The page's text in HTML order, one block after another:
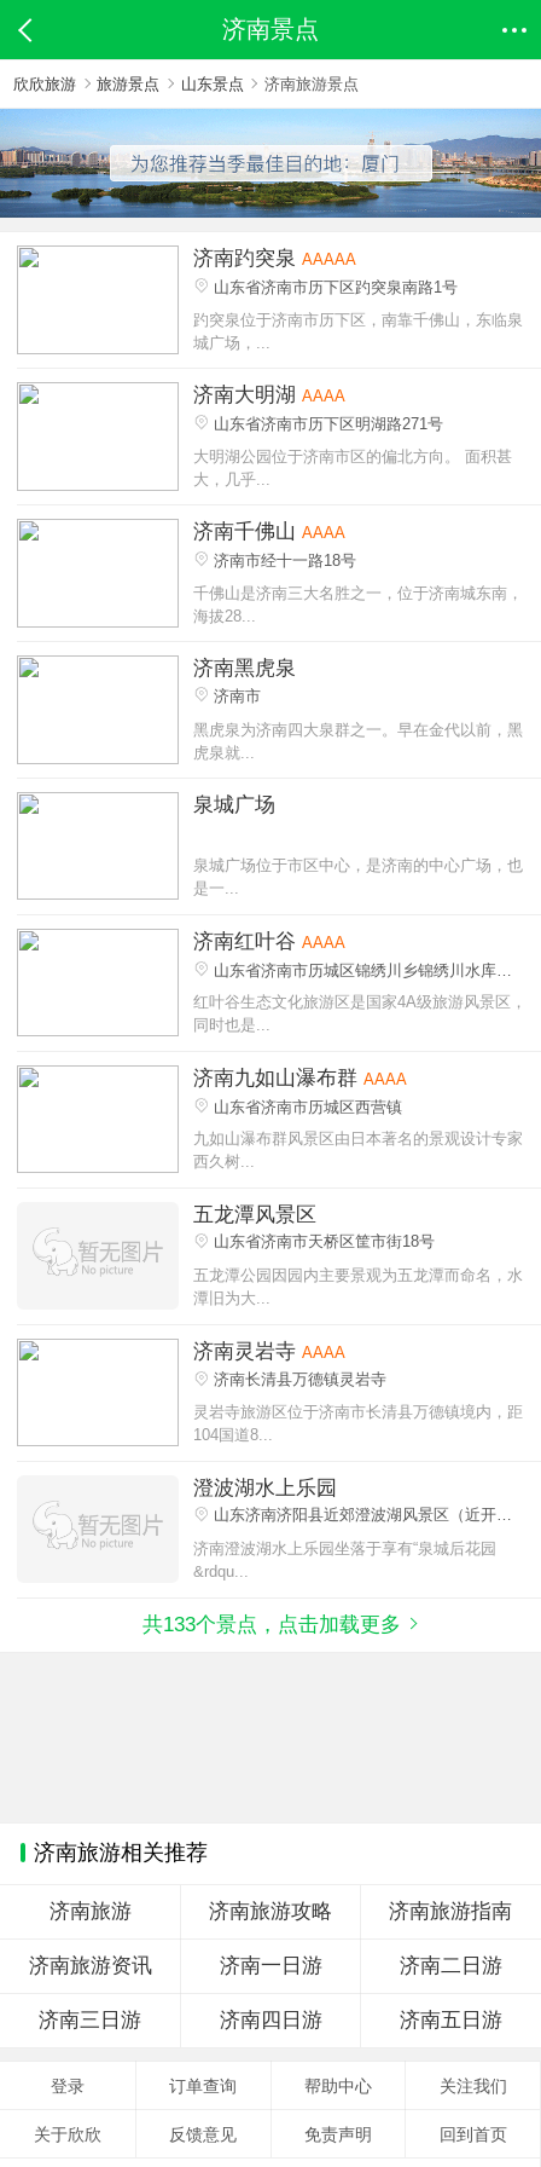
济南景点
欣欣旅游 旅游景点 山东景点 济南旅游景点
济南趵突泉 AAAAA
山东省济南市历下区趵突泉南路1号
趵突泉位于济南市历下区，南靠千佛山，东临泉
城广场，...
济南大明湖 AAAA
山东省济南市历下区明湖路271号
大明湖公园位于济南市区的偏北方向。 面积甚
大，几乎...
济南千佛山 AAAA
济南市经十一路18号
千佛山是济南三大名胜之一，位于济南城东南，
海拔28...
济南黑虎泉
济南市
黑虎泉为济南四大泉群之一。早在金代以前，黑
虎泉就...
泉城广场
泉城广场位于市区中心，是济南的中心广场，也
是一...
济南红叶谷 AAAA
山东省济南市历城区锦绣川乡锦绣川水库南3
公里
红叶谷生态文化旅游区是国家4A级旅游风景区，
同时也是...
济南九如山瀑布群 AAAA
山东省济南市历城区西营镇
九如山瀑布群风景区由日本著名的景观设计专家
西久树...
五龙潭风景区
山东省济南市天桥区筐市街18号
五龙潭公园因园内主要景观为五龙潭而命名，水
潭旧为大...
济南灵岩寺 AAAA
济南长清县万德镇灵岩寺
灵岩寺旅游区位于济南市长清县万德镇境内，距
104国道8...
澄波湖水上乐园
山东济南济阳县近郊澄波湖风景区（近开元
大街）
济南澄波湖水上乐园坐落于享有“泉城后花园
&rdqu...
共133个景点，点击加载更多
济南旅游相关推荐
济南旅游 济南旅游攻略 济南旅游指南
济南旅游资讯 济南一日游 济南二日游
济南三日游 济南四日游 济南五日游
登录 订单查询 帮助中心 关注我们
关于欣欣 反馈意见 免责声明 回到首页